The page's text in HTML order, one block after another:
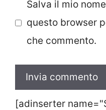
Salva il mio
questo browser
che commento.
[adinserter